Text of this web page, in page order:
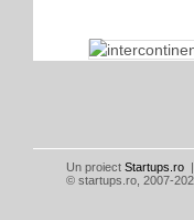
Un proiect Startups.ro
© startups.ro, 2007-